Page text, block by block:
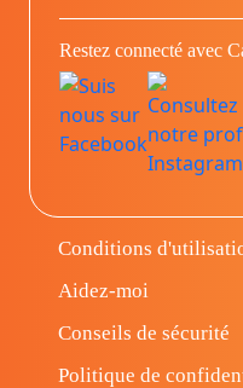
Restez connecté avec
Conditions
Aidez-moi
Conseils de sécurité
Politique de